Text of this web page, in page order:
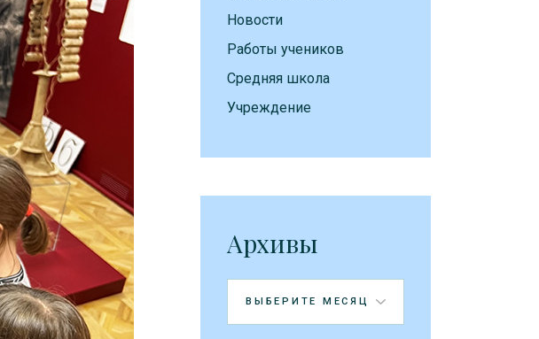
Новости
Работы учеников
Средняя школа
Учреждение
Архивы
Архивы